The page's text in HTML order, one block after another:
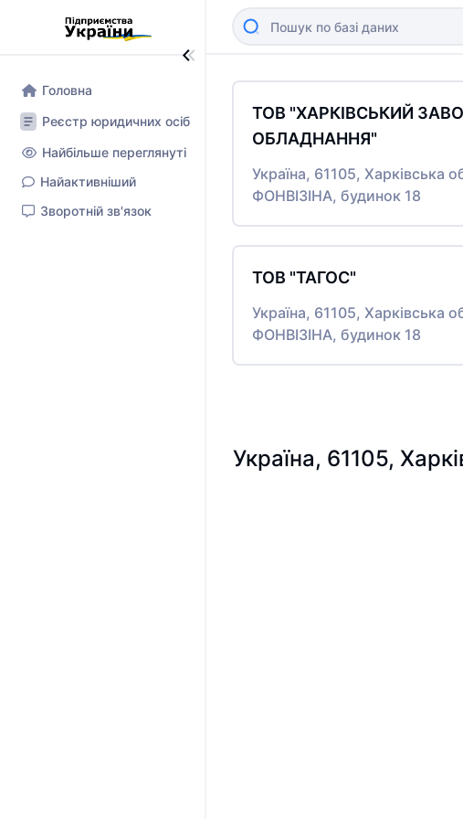
Головна
Реєстр юридичних осіб
Найбільше переглянуті
Найактивніший
Зворотній зв'язок
ТОВ "ХАРКІВСЬКИЙ
ОБЛАДНАННЯ"
Україна, 61105, Харківська
ФОНВІЗІНА, будинок 18
ТОВ "ТАГОС"
Україна, 61105, Харківська
ФОНВІЗІНА, будинок 18
Україна, 61105,